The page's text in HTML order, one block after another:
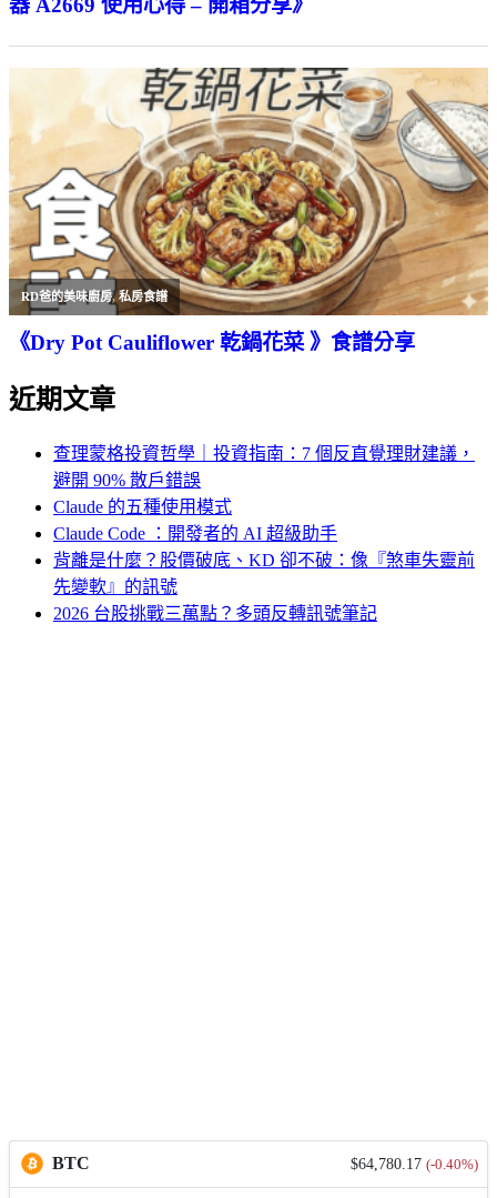
RD爸的美味廚房,私房食譜
《Dry Pot Cauliflower 乾鍋花菜 》食譜分享
近期文章
查理蒙格投資哲學｜投資指南：7 個反直覺理財建議，
避開 90% 散戶錯誤
Claude 的五種使用模式
Claude Code ：開發者的 AI 超級助手
背離是什麼？股價破底、KD 卻不破：像『煞車失靈前
先變軟』的訊號
2026 台股挑戰三萬點？多頭反轉訊號筆記
BTC $64,780.17 (-0.40%)